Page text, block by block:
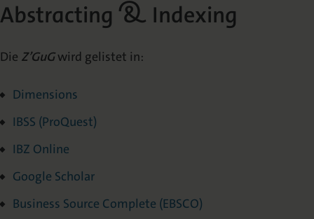
Abstracting & Indexing
Die Z’GuGwird gelistet in:
Dimensions
IBSS (ProQuest)
IBZ Online
Google Scholar
Business Source Complete (EBSCO)